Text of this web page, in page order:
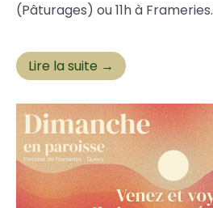
(Pâturages) ou 11h à Frameries.
Lire la suite →